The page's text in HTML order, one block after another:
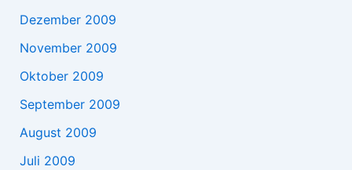
Dezember 2009
November 2009
Oktober 2009
September 2009
August 2009
Juli 2009